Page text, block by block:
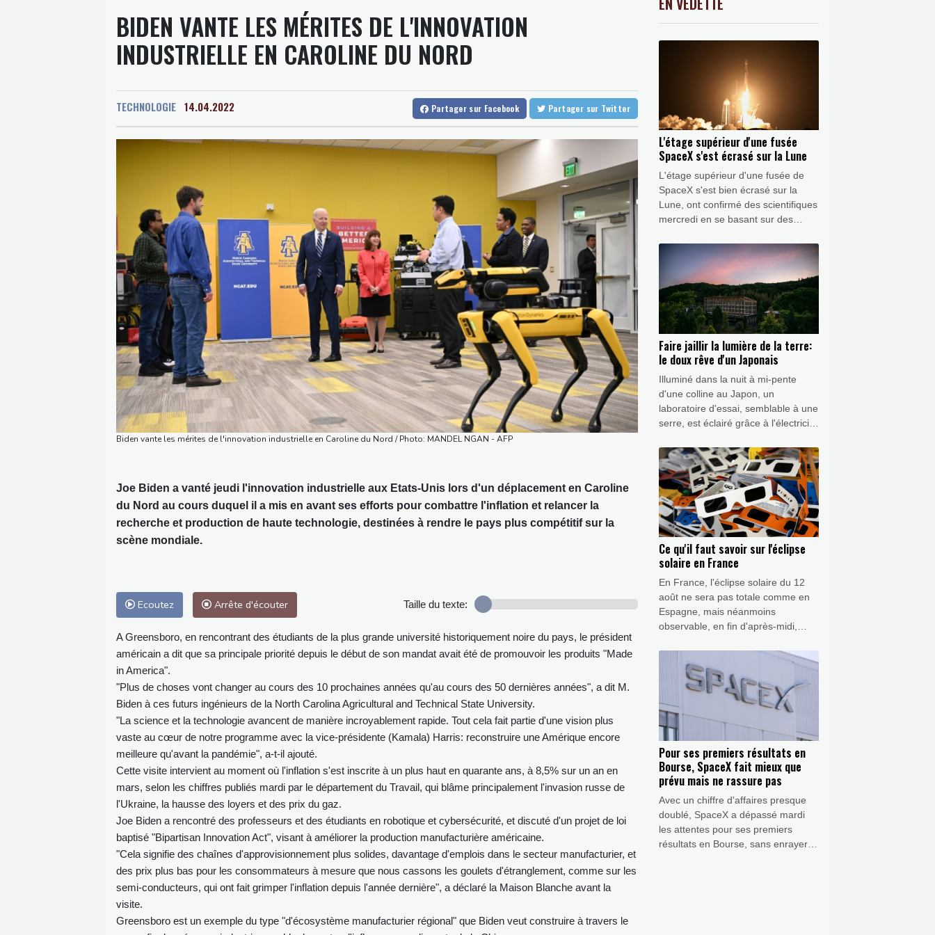
Au nouveau Parlement syrien, une actrice, une militante kurde et la veuve d'un jihadiste
Thaïlande : un adolescent armé d'un pistolet tue 8 personnes, dont six dans un lycée
Dans la Marne, une parcelle agricole "régénératrice" pour aider les abeilles face aux canicules
-0.41%
0.46% 4322.09 €
BIDEN VANTE LES MÉRITES DE L'INNOVATION
INDUSTRIELLE EN CAROLINE DU NORD
TECHNOLOGIE 14.04.2022 Partager sur Facebook Partager sur Twitter
Biden vante les mérites de l'innovation industrielle en Caroline du Nord / Photo: MANDEL NGAN - AFP
Joe Biden a vanté jeudi l'innovation industrielle aux Etats-Unis lors d'un déplacement en Caroline
du Nord au cours duquel il a mis en avant ses efforts pour combattre l'inflation et relancer la
recherche et production de haute technologie, destinées à rendre le pays plus compétitif sur la
scène mondiale.
Ecoutez Arrête d'écouter Taille du texte:
A Greensboro, en rencontrant des étudiants de la plus grande université historiquement noire du pays, le président
américain a dit que sa principale priorité depuis le début de son mandat avait été de promouvoir les produits "Made
in America".
"Plus de choses vont changer au cours des 10 prochaines années qu'au cours des 50 dernières années", a dit M.
Biden à ces futurs ingénieurs de la North Carolina Agricultural and Technical State University.
"La science et la technologie avancent de manière incroyablement rapide. Tout cela fait partie d'une vision plus
vaste au cœur de notre programme avec la vice-présidente (Kamala) Harris: reconstruire une Amérique encore
meilleure qu'avant la pandémie", a-t-il ajouté.
Cette visite intervient au moment où l'inflation s'est inscrite à un plus haut en quarante ans, à 8,5% sur un an en
mars, selon les chiffres publiés mardi par le département du Travail, qui blâme principalement l'invasion russe de
l'Ukraine, la hausse des loyers et des prix du gaz.
Joe Biden a rencontré des professeurs et des étudiants en robotique et cybersécurité, et discuté d'un projet de loi
baptisé "Bipartisan Innovation Act", visant à améliorer la production manufacturière américaine.
"Cela signifie des chaînes d'approvisionnement plus solides, davantage d'emplois dans le secteur manufacturier, et
des prix plus bas pour les consommateurs à mesure que nous cassons les goulets d'étranglement, comme sur les
semi-conducteurs, qui ont fait grimper l'inflation depuis l'année dernière", a déclaré la Maison Blanche avant la
visite.
Greensboro est un exemple du type "d'écosystème manufacturier régional" que Biden veut construire à travers le
L'étage supérieur d'une fusée
SpaceX s'est écrasé sur la Lune
L'étage supérieur d'une fusée de
SpaceX s'est bien écrasé sur la
Lune, ont confirmé des scientifiques
mercredi en se basant sur des
télescope au Chili qui a capté des
preuves d'un nuage de débris.
Faire jaillir la lumière de la terre:
le doux rêve d'un Japonais
Illuminé dans la nuit à mi-pente
d'une colline au Japon, un
laboratoire d'essai, semblable à une
serre, est éclairé grâce à l'électricité
remplies de terre et de compost.
Ce qu'il faut savoir sur l'éclipse
solaire en France
En France, l'éclipse solaire du 12
août ne sera pas totale comme en
Espagne, mais néanmoins
observable, en fin d'après-midi,
que vous devez savoir afin de vous
préparer au rendez-vous entre le
Soleil et la Lune.
Pour ses premiers résultats en
Bourse, SpaceX fait mieux que
prévu mais ne rassure pas
Avec un chiffre d'affaires presque
doublé, SpaceX a dépassé mardi
les attentes pour ses premiers
résultats en Bourse, sans enrayer